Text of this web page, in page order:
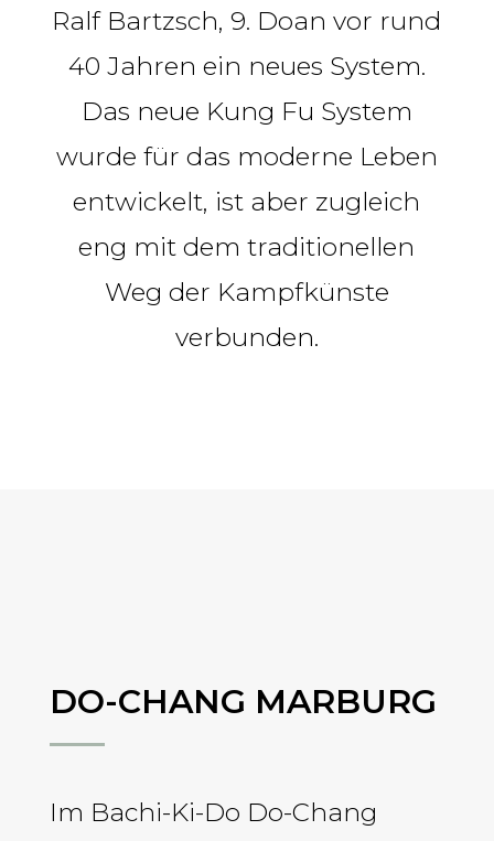
Ralf Bartzsch, 9. Doan vor rund
40 Jahren ein neues System.
Das neue Kung Fu System
wurde für das moderne Leben
entwickelt, ist aber zugleich
eng mit dem traditionellen
Weg der Kampfkünste
verbunden.
DO-CHANG MARBURG
Im Bachi-Ki-Do Do-Chang